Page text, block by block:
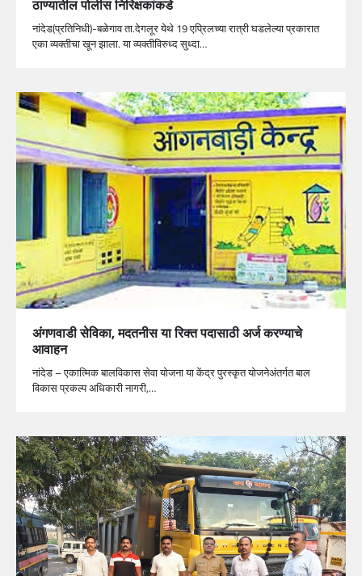
ठाण्यातील पोलीस निरिक्षकांकडे
नांदेड(प्रतिनिधी)-बळेगाव ता.देगलूर येथे 19 एप्रिलच्या रात्री घडलेल्या प्रकारात
एका व्यक्तीचा खून झाला. या व्यक्तीविरुध्द सुध्दा…
अंगणवाडी सेविका, मदतनीस या रिक्त पदासाठी अर्ज करण्याचे
आवाहन
नांदेड – एकात्मिक बालविकास सेवा योजना या केंद्र पुरस्कृत योजनेअंतर्गत बाल
विकास प्रकल्प अधिकारी नागरी,…